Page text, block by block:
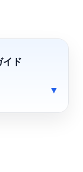
イド